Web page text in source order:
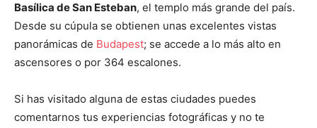
Basílica de San Esteban, el templo más grande del país.
Desde su cúpula se obtienen unas excelentes vistas
panorámicas de Budapest; se accede a lo más alto en
ascensores o por 364 escalones.
Si has visitado alguna de estas ciudades puedes
comentarnos tus experiencias fotográficas y no te